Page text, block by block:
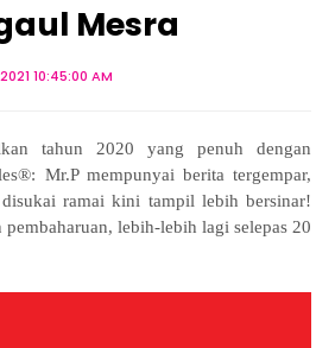
Mesra
10:45:00 AM
tahun 2020 yang penuh dengan
Mr.P mempunyai berita tergempar,
ramai kini tampil lebih bersinar!
pembaharuan, lebih-lebih lagi selepas 20